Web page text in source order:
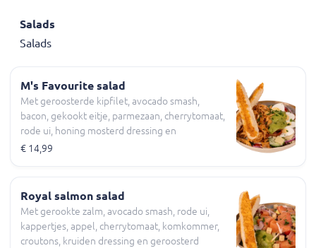
Salads
Salads
M's Favourite salad
Met geroosterde kipfilet, avocado smash,
bacon, gekookt eitje, parmezaan, cherrytomaat,
rode ui, honing mosterd dressing en
geroosterd pesto brood
€ 14,99
Royal salmon salad
Met gerookte zalm, avocado smash, rode ui,
kappertjes, appel, cherrytomaat, komkommer,
croutons, kruiden dressing en geroosterd